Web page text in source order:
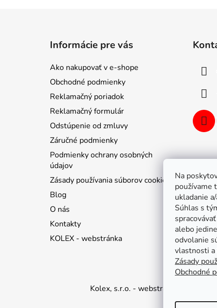
Na
používame
ukladanie
Súhlas s
alebo
odvolanie
vlastnosti a
Zásady
Obchodné
Informácie pre vás
Ako nakupovať v e-shope
Obchodné podmienky
Reklamačný poriadok
Reklamačný formulár
Odstúpenie od zmluvy
Záručné podmienky
Podmienky ochrany osobných
údajov
Zásady používania súborov cookie
Blog
O nás
Kontakty
KOLEX - webstránka
Kolex, s.r.o. - webstránka